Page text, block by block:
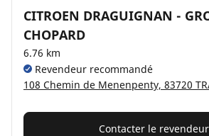
CITROEN DRAGUIGNAN -
CHOPARD
6.76 km
Revendeur recommandé
Contacter le revendeur